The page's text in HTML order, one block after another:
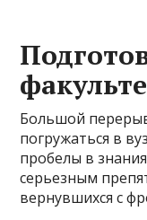
Большой
погружаться в
пробелы в
серьезным
вернувшихся с